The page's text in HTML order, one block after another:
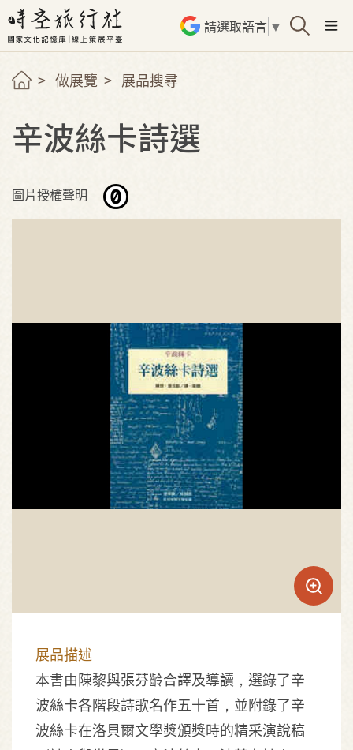
請選取語言 ▼
做展覽 展品搜尋
辛波絲卡詩選
圖片授權聲明
展品描述
本書由陳黎與張芬齡合譯及導讀，選錄了辛
波絲卡各階段詩歌名作五十首，並附錄了辛
波絲卡在洛貝爾文學獎頒獎時的精采演說稿